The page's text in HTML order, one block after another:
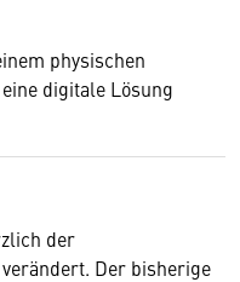
physischen
digitale Lösung
der
Der bisherige